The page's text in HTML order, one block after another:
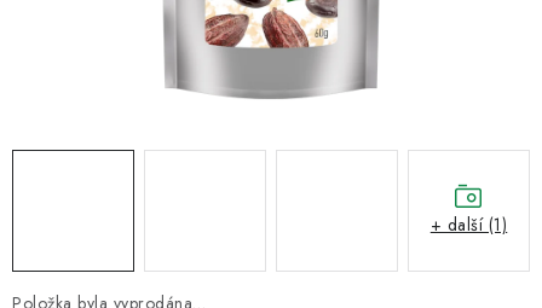
Položka byla vyprodána…
+ další (1)